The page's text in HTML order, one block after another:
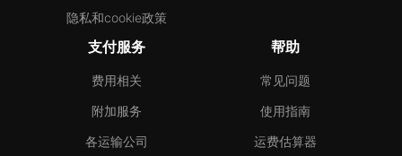
隐私和cookie政策
支付服务
费用相关
附加服务
各运输公司
帮助
常见问题
使用指南
运费估算器